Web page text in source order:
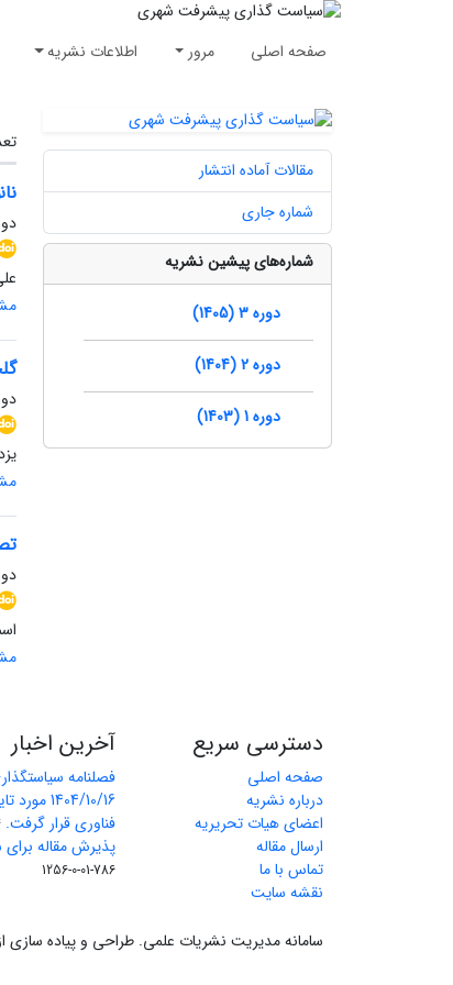
صفحه اصلی مرور اطلاعات نشریه
دوره 2، شماره
دوره 2، شماره
دوره 2، شماره
مقالات آماده انتشار
شماره جاری
شماره‌های پیشین نشریه
دوره 3 (1405)
دوره 2 (1404)
دوره 1 (1403)
دسترسی سریع
صفحه اصلی
درباره نشریه
اعضای هیات تحریریه
ارسال مقاله
تماس با ما
نقشه سایت
آخرین اخبار
فصلنامه
1404/10/
فناوری قرار گرفت.
پذیرش مقاله برای
786-01-0-1256
سامانه مدیریت نشریات علمی. طراحی و پیاده سازی